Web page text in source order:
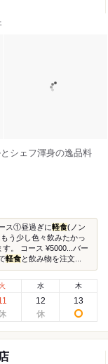
シェフ渾身の逸品料
ス①昼過ぎに軽食(ノン
う少し色々飲みたかっ
。 コース ¥5000...バー
軽食と飲み物を注文...
火 水
12
木
13